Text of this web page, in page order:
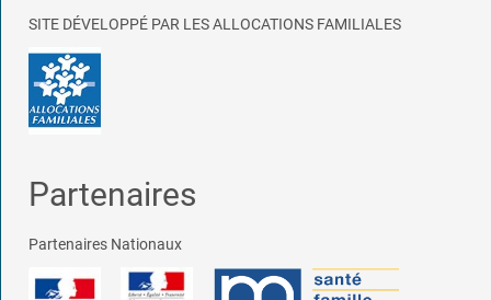
SITE DÉVELOPPÉ PAR LES ALLOCATIONS FAMILIALES
Partenaires
Partenaires Nationaux